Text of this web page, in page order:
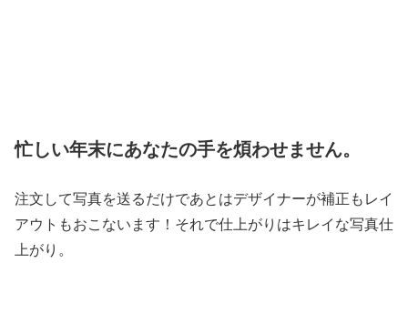
忙しい年末にあなたの手を煩わせません。
注文して写真を送るだけであとはデザイナーが補正もレイ
アウトもおこないます！それで仕上がりはキレイな写真仕
上がり。